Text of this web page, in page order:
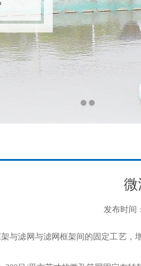
微
发布时间
滤网与滤网框架间的固定工艺，